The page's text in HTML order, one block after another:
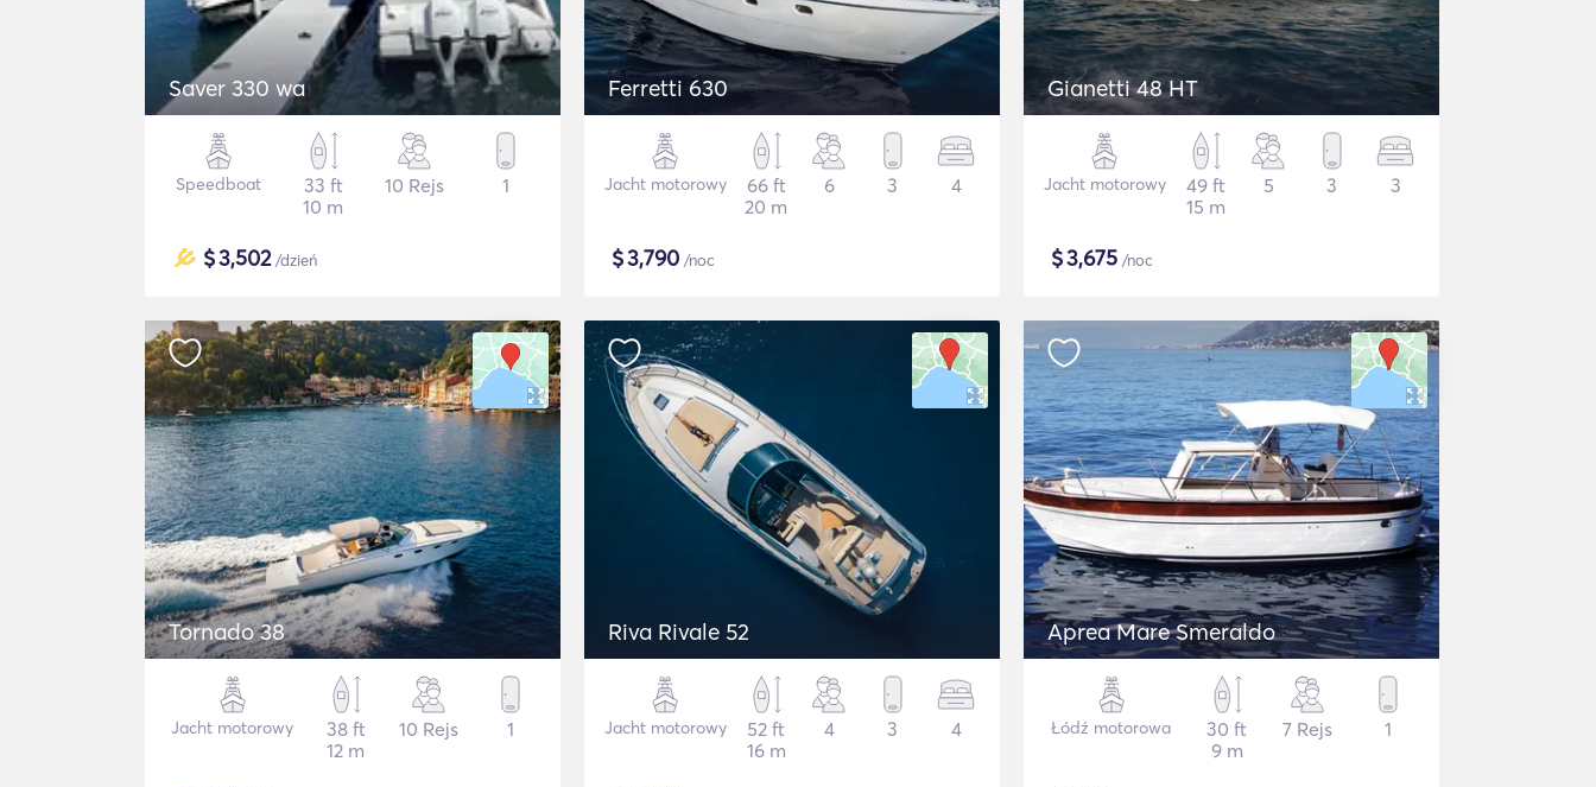
Saver 330 wa
Speedboat
33 ft
10 m
10 Rejs 1
$3,502/dzień
Ferretti 630
Jacht motorowy
66 ft
20 m
6 3 4
$3,790 /noc
Gianetti 48 HT
Jacht motorowy
49 ft
15 m
5 3 3
$3,675 /noc
Tornado 38
Jacht motorowy
38 ft
12 m
10 Rejs 1
Riva Rivale 52
Jacht motorowy
52 ft
16 m
4 3 4
Aprea Mare Smeraldo
Łódź motorowa
30 ft
9 m
7 Rejs 1